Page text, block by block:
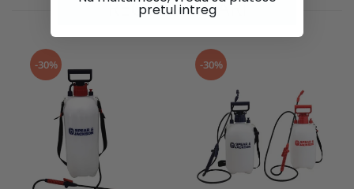
RECOMANDARI
-30% -30%
pretul intreg